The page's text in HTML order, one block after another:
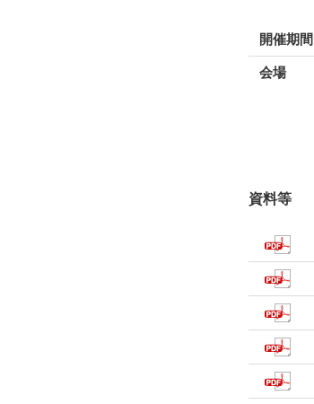
開催期間
会場
資料等